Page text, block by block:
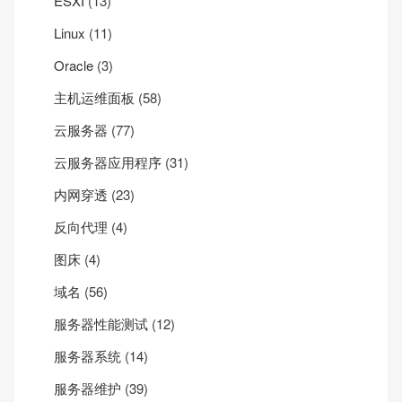
Linux (11)
Oracle (3)
主机运维面板 (58)
云服务器 (77)
云服务器应用程序 (31)
内网穿透 (23)
反向代理 (4)
图床 (4)
域名 (56)
服务器性能测试 (12)
服务器系统 (14)
服务器维护 (39)